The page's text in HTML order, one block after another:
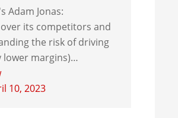
Adam Jonas:
its competitors and
the risk of driving
lower margins)…
10, 2023